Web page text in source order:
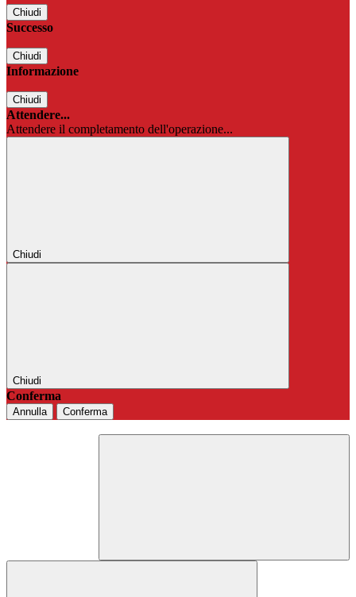
Chiudi
Successo
Chiudi
Informazione
Chiudi
Attendere...
Attendere il completamento dell'operazione...
Chiudi
Chiudi
Conferma
Annulla Conferma